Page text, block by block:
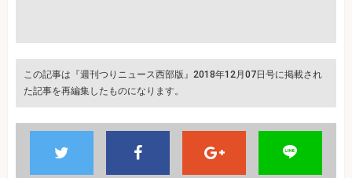
この記事は『週刊つりニュース西部版』2018年12月07日号に掲載され
た記事を再編集したものになります。